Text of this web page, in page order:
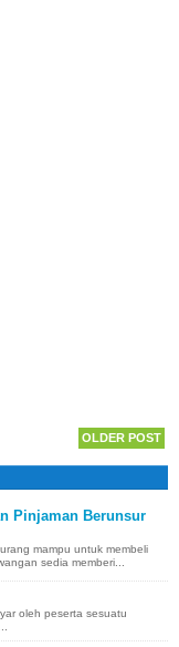
OLDER POST
Pinjaman Berunsur
mampu untuk membeli
sedia memberi...
oleh peserta sesuatu